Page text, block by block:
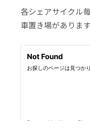
各シェアサイクル
車置き場がありま